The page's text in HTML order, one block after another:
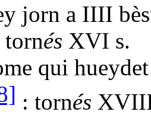
jorn a IIII
és XVI s.
qui
: tornés